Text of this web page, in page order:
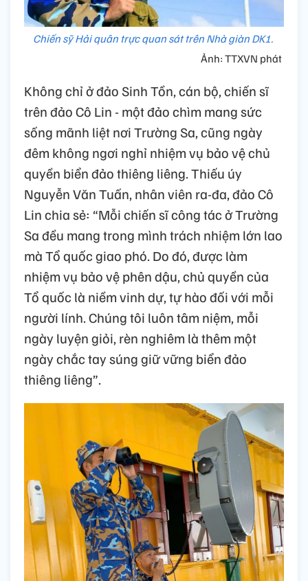
Chiến sỹ Hải quân trực quan sát trên Nhà giàn DK1.
Ảnh: TTXVN phát
Không chỉ ở đảo Sinh Tồn, cán bộ, chiến sĩ
trên đảo Cô Lin - một đảo chìm mang sức
sống mãnh liệt nơi Trường Sa, cũng ngày
đêm không ngơi nghỉ nhiệm vụ bảo vệ chủ
quyền biển đảo thiêng liêng. Thiếu úy
Nguyễn Văn Tuấn, nhân viên ra-đa, đảo Cô
Lin chia sẻ: “Mỗi chiến sĩ công tác ở Trường
Sa đều mang trong mình trách nhiệm lớn lao
mà Tổ quốc giao phó. Do đó, được làm
nhiệm vụ bảo vệ phên dậu, chủ quyền của
Tổ quốc là niềm vinh dự, tự hào đối với mỗi
người lính. Chúng tôi luôn tâm niệm, mỗi
ngày luyện giỏi, rèn nghiêm là thêm một
ngày chắc tay súng giữ vững biển đảo
thiêng liêng”.